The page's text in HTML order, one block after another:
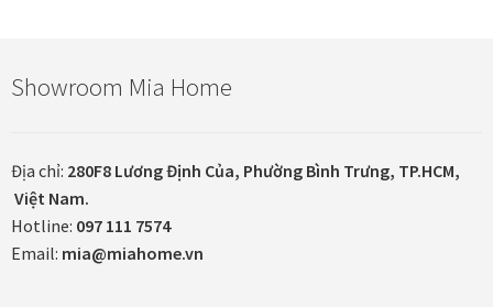
Đóng khung tranh kính cho tranh ảnh, giấy mỹ thuật,
Đóng khung tranh sơn mài
Đóng khung tranh thêu
Showroom Mia Home
Địa chỉ: 280F8 Lương Định Của, Phường Bình Trưng, TP.HCM,
Việt Nam.
Hotline: 097 111 7574
Email: mia@miahome.vn